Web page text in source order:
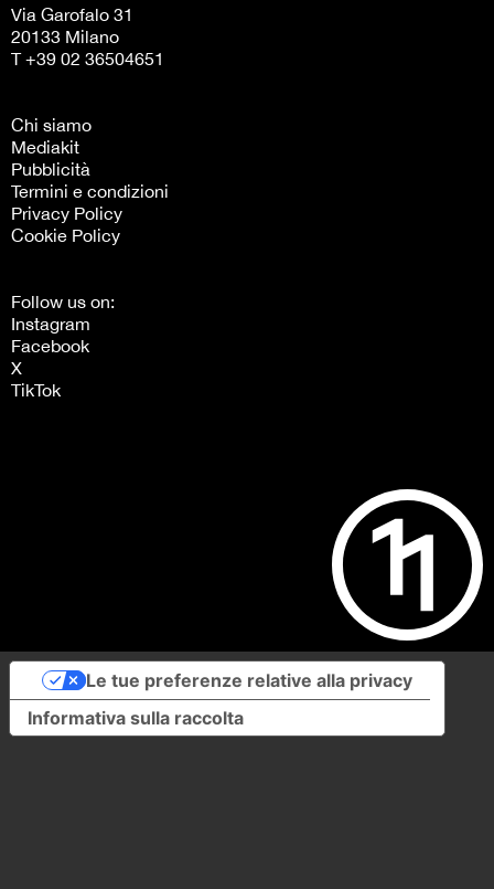
Via Garofalo 31
20133 Milano
T +39 02 36504651
Chi siamo
Mediakit
Pubblicità
Termini e condizioni
Privacy Policy
Cookie Policy
Follow us on:
Instagram
Facebook
X
TikTok
Informativa sulla raccolta
Le tue preferenze relative alla privacy